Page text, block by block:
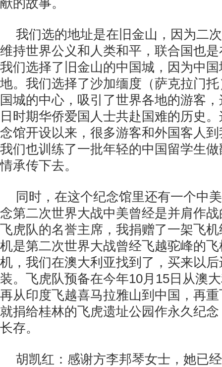
献的故事。
我们选的地址是在旧金山，因为二
维持世界公义和人类和平，联合国也
我们选择了旧金山的中国城，因为中
地。我们选择了沙加缅度（萨克拉门
国城的中心，吸引了世界各地的游客
日时期华侨爱国人士共赴国难的历史
念馆开设以来，很多游客和外国客人
我们也训练了一批年轻的中国留学生
情承传下去。
同时，在这个纪念馆里还有一个中
念第二次世界大战中美曾经是并肩作
飞虎队的名誉主席，我捐赠了一架飞
机是第二次世界大战曾经飞越驼峰的
机，我们在澳大利亚找到了，买来以
装。飞虎队预备在今年10月15日从澳
再从印度飞越喜马拉雅山到中国，再
就捐给桂林的飞虎遗址公园作永久纪
长存。
胡凯红：感谢方李邦琴女士，她已